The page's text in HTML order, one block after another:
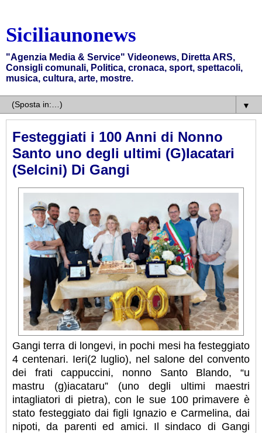
Siciliaunonews
"Agenzia Media & Service" Videonews, Diretta ARS,
Consigli comunali, Politica, cronaca, sport, spettacoli,
musica, cultura, arte, mostre.
▼
Festeggiati i 100 Anni di Nonno
Santo uno degli ultimi (G)Iacatari
(Selcini) Di Gangi
Gangi terra di longevi, in pochi mesi ha festeggiato
4 centenari. Ieri(2 luglio), nel salone del convento
dei frati cappuccini, nonno Santo Blando, “u
mastru (g)iacataru” (uno degli ultimi maestri
intagliatori di pietra), con le sue 100 primavere è
stato festeggiato dai figli Ignazio e Carmelina, dai
nipoti, da parenti ed amici. Il sindaco di Gangi